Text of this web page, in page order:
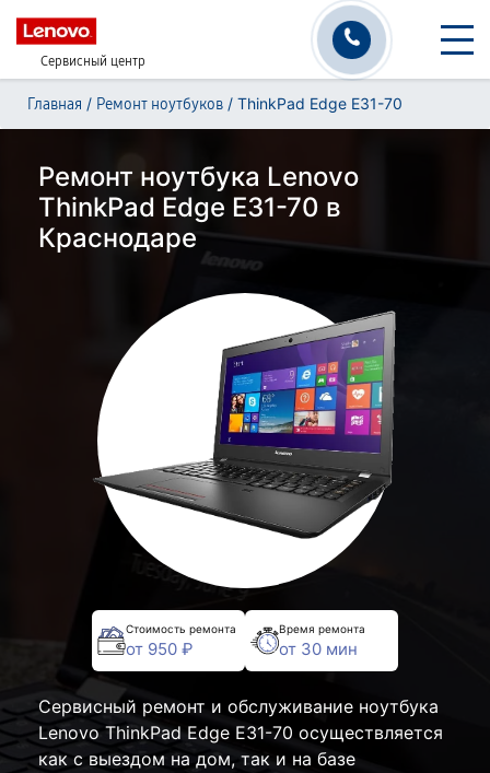
Сервисный центр
Главная / Ремонт ноутбуков / ThinkPad Edge E31-70
Ремонт ноутбука Lenovo
ThinkPad Edge E31-70 в
Краснодаре
Стоимость ремонта
от 950 ₽
Время ремонта
от 30 мин
Сервисный ремонт и обслуживание ноутбука
Lenovo ThinkPad Edge E31-70 осуществляется
как с выездом на дом, так и на базе